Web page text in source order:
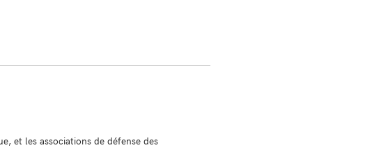
et les associations de défense des